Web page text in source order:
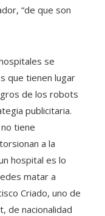
“de que son
se
que tienen lugar
de los robots
publicitaria.
tiene
a la
hospital es lo
matar a
Criado, uno de
de nacionalidad